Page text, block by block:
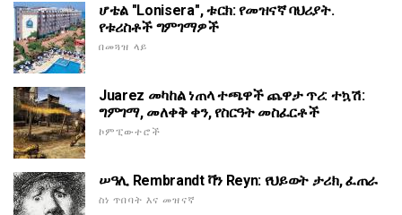
ሆቴል "Lonisera", ቱርክ: የመዝናኛ ባህሪያት.
የቱሪስቶች ግምገማዎች
በመጓዝ ላይ
Juarez መካከል ነጠላ ተጫዋች ጨዋታ ጥሪ: ተኳሽ:
ግምገማ, መለቀቅ ቀን, የስርዓት መስፈርቶች
ኮምፒውተሮች
ሠዓሊ Rembrandt ቫን Reyn: የህይወት ታሪክ, ፈጠራ
ስነ ጥበባት እና መዝናኛ